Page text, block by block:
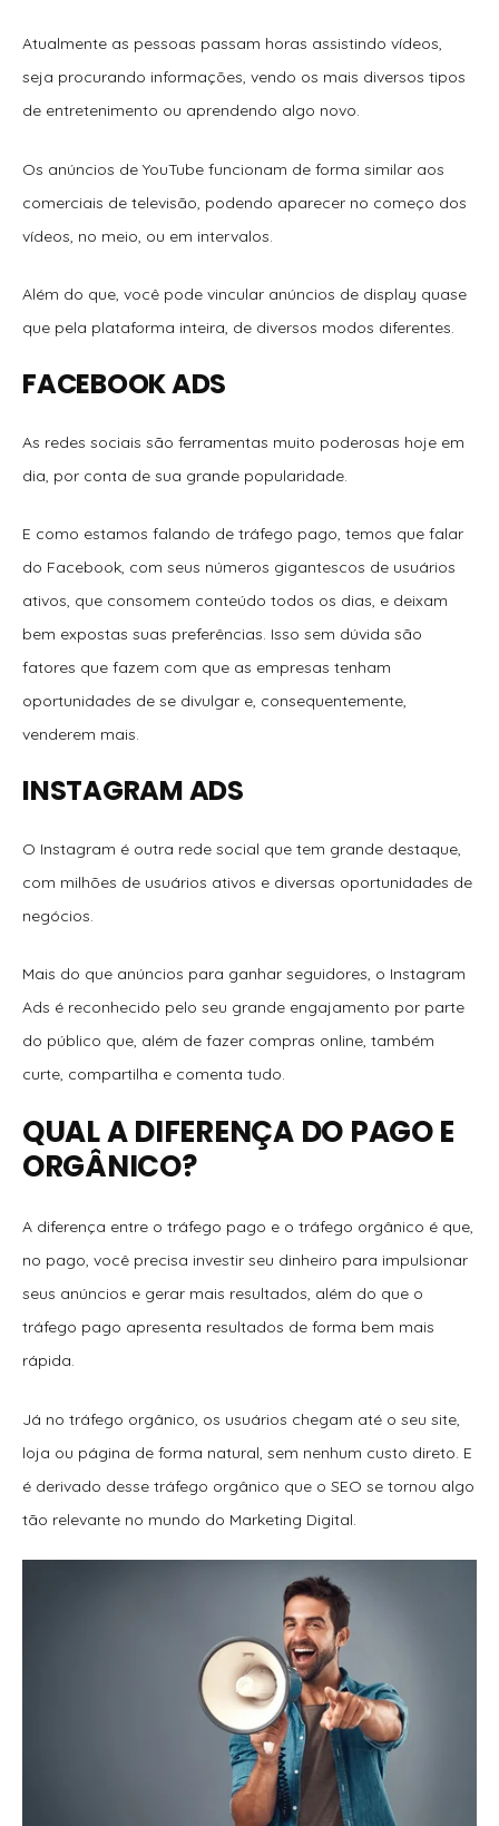
Atualmente as pessoas passam horas assistindo vídeos,
seja procurando informações, vendo os mais diversos tipos
de entretenimento ou aprendendo algo novo.
Os anúncios de YouTube funcionam de forma similar aos
comerciais de televisão, podendo aparecer no começo dos
vídeos, no meio, ou em intervalos.
Além do que, você pode vincular anúncios de display quase
que pela plataforma inteira, de diversos modos diferentes.
FACEBOOK ADS
As redes sociais são ferramentas muito poderosas hoje em
dia, por conta de sua grande popularidade.
E como estamos falando de tráfego pago, temos que falar
do Facebook, com seus números gigantescos de usuários
ativos, que consomem conteúdo todos os dias, e deixam
bem expostas suas preferências. Isso sem dúvida são
fatores que fazem com que as empresas tenham
oportunidades de se divulgar e, consequentemente,
venderem mais.
INSTAGRAM ADS
O Instagram é outra rede social que tem grande destaque,
com milhões de usuários ativos e diversas oportunidades de
negócios.
Mais do que anúncios para ganhar seguidores, o Instagram
Ads é reconhecido pelo seu grande engajamento por parte
do público que, além de fazer compras online, também
curte, compartilha e comenta tudo.
QUAL A DIFERENÇA DO PAGO E
ORGÂNICO?
A diferença entre o tráfego pago e o tráfego orgânico é que,
no pago, você precisa investir seu dinheiro para impulsionar
seus anúncios e gerar mais resultados, além do que o
tráfego pago apresenta resultados de forma bem mais
rápida.
Já no tráfego orgânico, os usuários chegam até o seu site,
loja ou página de forma natural, sem nenhum custo direto. E
é derivado desse tráfego orgânico que o SEO se tornou algo
tão relevante no mundo do Marketing Digital.